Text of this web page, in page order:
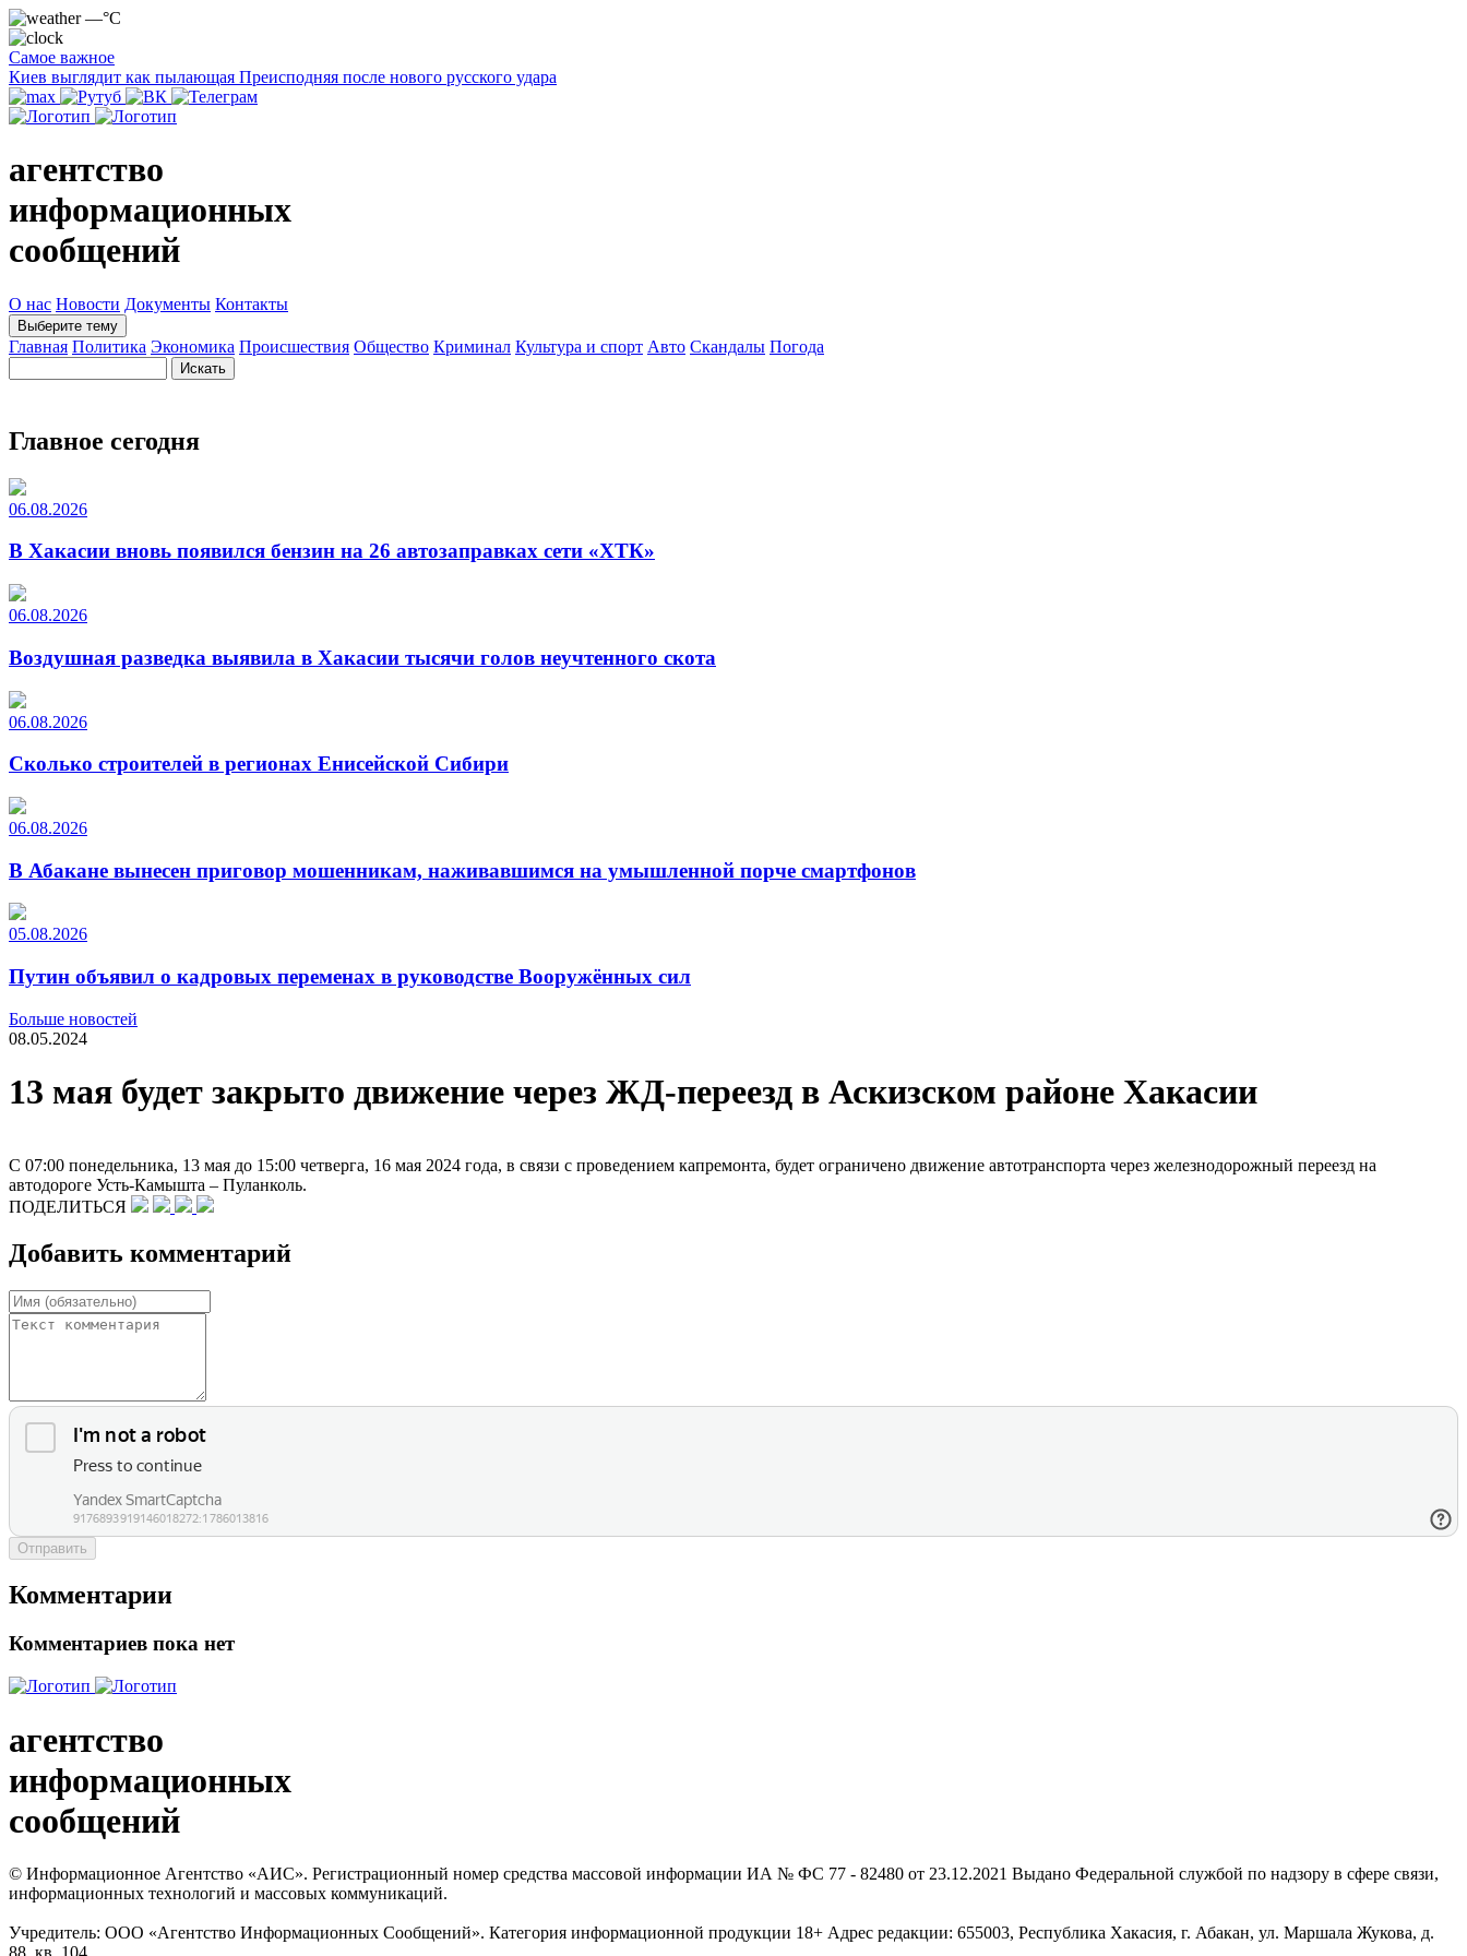
—°C
Самое важное
Киев выглядит как пылающая Преисподняя после нового русского удара
агентство
информационных
сообщений
О нас Новости Документы Контакты
Выберите тему
Главная Политика Экономика Происшествия Общество Криминал Культура и спорт Авто Скандалы Погода
Главное сегодня
06.08.2026
В Хакасии вновь появился бензин на 26 автозаправках сети «ХТК»
06.08.2026
Воздушная разведка выявила в Хакасии тысячи голов неучтенного скота
06.08.2026
Сколько строителей в регионах Енисейской Сибири
06.08.2026
В Абакане вынесен приговор мошенникам, наживавшимся на умышленной порче смартфонов
05.08.2026
Путин объявил о кадровых переменах в руководстве Вооружённых сил
Больше новостей
08.05.2024
13 мая будет закрыто движение через ЖД-переезд в Аскизском районе Хакасии
С 07:00 понедельника, 13 мая до 15:00 четверга, 16 мая 2024 года, в связи с проведением капремонта, будет ограничено движение автотранспорта через железнодорожный переезд на
автодороге Усть-Камышта – Пуланколь.
ПОДЕЛИТЬСЯ
Добавить комментарий
Отправить
Комментарии
Комментариев пока нет
агентство
информационных
сообщений
© Информационное Агентство «АИС». Регистрационный номер средства массовой информации ИА № ФС 77 - 82480 от 23.12.2021 Выдано Федеральной службой по надзору в сфере связи,
информационных технологий и массовых коммуникаций.
Учредитель: ООО «Агентство Информационных Сообщений». Категория информационной продукции 18+ Адрес редакции: 655003, Республика Хакасия, г. Абакан, ул. Маршала Жукова, д.
88, кв. 104.